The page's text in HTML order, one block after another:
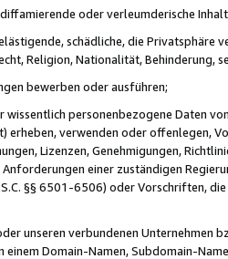
oder verleumderische
schädliche, die Privatsphäre
Religion, Nationalität, Behinderung,
bewerben oder ausführen;
wissentlich personenbezogene Daten
erheben, verwenden oder offenlegen,
Lizenzen, Genehmigungen,
einer zuständigen
§§ 6501-6506) oder Vorschriften,
unseren verbundenen Unternehmen
einem Domain-Namen, Subdomain-